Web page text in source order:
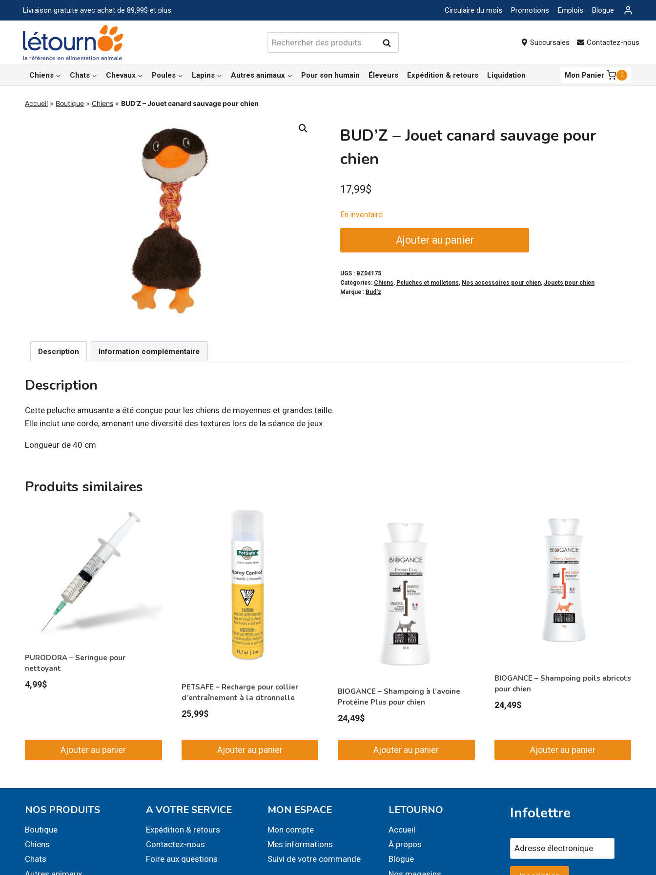
au
contenu
Livraison gratuite avec achat de 89,99$ et plus Circulaire du mois Promotions Emplois Blogue
Rechercher : Rechercher Succursales Contactez-nous
Chiens Chats Chevaux Poules Lapins Autres animaux Pour son humain Éleveurs Expédition & retours Liquidation Mon Panier 0
Accueil » Boutique » Chiens » BUD’Z – Jouet canard sauvage pour chien
BUD’Z – Jouet canard sauvage pour
chien
17,99$
En inventaire
-
Jouet
Ajouter au panier
UGS : BZ04175
Catégories: Chiens, Peluches et molletons, Nos accessoires pour chien, Jouets pour chien
Marque : Bud'z
Description Information complémentaire
Description
Cette peluche amusante a été conçue pour les chiens de moyennes et grandes taille.
Elle inclut une corde, amenant une diversité des textures lors de la séance de jeux.
Longueur de 40 cm
Produits similaires
PURODORA – Seringue pour
nettoyant
4,99$
Ajouter au panier
PETSAFE – Recharge pour collier
d’entraînement à la citronnelle
25,99$
Ajouter au panier
BIOGANCE – Shampoing à l’avoine
Protéine Plus pour chien
24,49$
Ajouter au panier
BIOGANCE – Shampoing poils abricots
pour chien
24,49$
Ajouter au panier
NOS PRODUITS
Boutique
Chiens
Chats
A VOTRE SERVICE
Expédition & retours
Contactez-nous
Foire aux questions
MON ESPACE
Mon compte
Mes informations
Suivi de votre commande
LETOURNO
Accueil
À propos
Blogue
Infolettre